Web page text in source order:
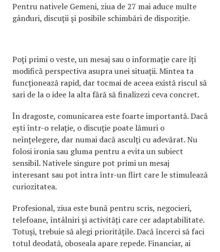
Pentru nativele Gemeni, ziua de 27 mai aduce multe
gânduri, discuții și posibile schimbări de dispoziție.
Poți primi o veste, un mesaj sau o informație care îți
modifică perspectiva asupra unei situații. Mintea ta
funcționează rapid, dar tocmai de aceea există riscul să
sari de la o idee la alta fără să finalizezi ceva concret.
În dragoste, comunicarea este foarte importantă. Dacă
ești într-o relație, o discuție poate lămuri o
neînțelegere, dar numai dacă asculți cu adevărat. Nu
folosi ironia sau gluma pentru a evita un subiect
sensibil. Nativele singure pot primi un mesaj
interesant sau pot intra într-un flirt care le stimulează
curiozitatea.
Profesional, ziua este bună pentru scris, negocieri,
telefoane, întâlniri și activități care cer adaptabilitate.
Totuși, trebuie să alegi prioritățile. Dacă încerci să faci
totul deodată, oboseala apare repede. Financiar, ai